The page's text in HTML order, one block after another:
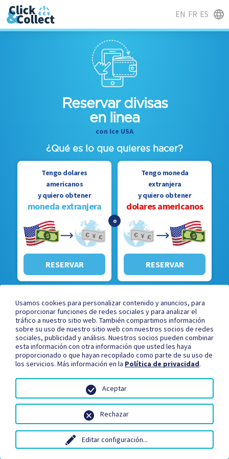
EN FR ES
Reservar divisas
en linea
con Ice USA
¿Qué es lo que quieres hacer?
Tengo dolares
americanos
y quiero obtener
moneda extranjera
RESERVAR
Tengo moneda
extranjera
y quiero obtener
dolares americanos
RESERVAR
o
Ventajas de ordenar en
línea
Mejores tarifas,
sin comisiones
Usamos cookies para personalizar contenido y anuncios, para
proporcionar funciones de redes sociales y para analizar el
tráfico a nuestro sitio web. También compartimos información
sobre su uso de nuestro sitio web con nuestros socios de redes
sociales, publicidad y análisis. Nuestros socios pueden combinar
esta información con otra información que usted les haya
proporcionado o que hayan recopilado como parte de su uso de
los servicios. Más información en la Política de privacidad.
Editar configuración...
Rechazar
Aceptar